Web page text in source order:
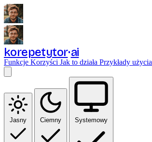
korepetytor ai
Funkcje Korzyści Jak to działa Przykłady użycia
Jasny Ciemny Systemowy